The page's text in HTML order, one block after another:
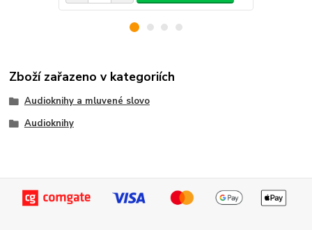
Zboží zařazeno v kategoriích
Audioknihy a mluvené slovo
Audioknihy